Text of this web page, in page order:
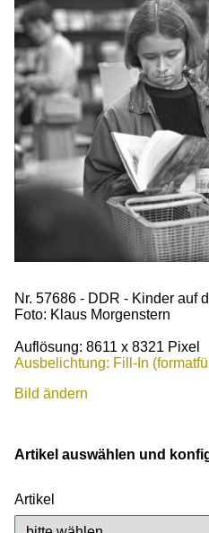
Nr. 57686 - DDR - Kinder auf
Foto: Klaus Morgenstern
Auflösung: 8611 x 8321 Pixel
Ausbelichtung: Fill-In
Bild ändern
Artikel auswählen und
Artikel